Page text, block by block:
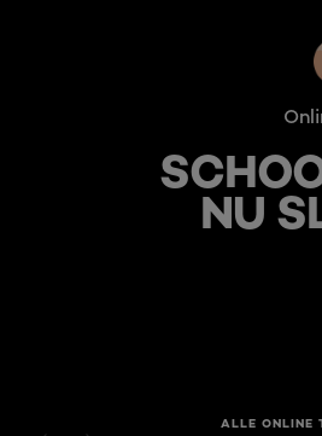
NU
ALLE ONLINE